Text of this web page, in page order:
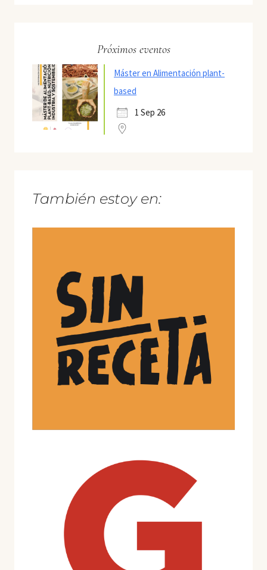
Próximos eventos
Máster en Alimentación plant-
based
1 Sep 26
También estoy en: